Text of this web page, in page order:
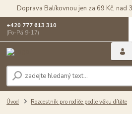
Doprava Balíkovnou jen za 69 Kč, nad
+420 777 613 310
(Po-Pá 9-17)
Úvod Rozcestník pro rodiče podle věku dítěte